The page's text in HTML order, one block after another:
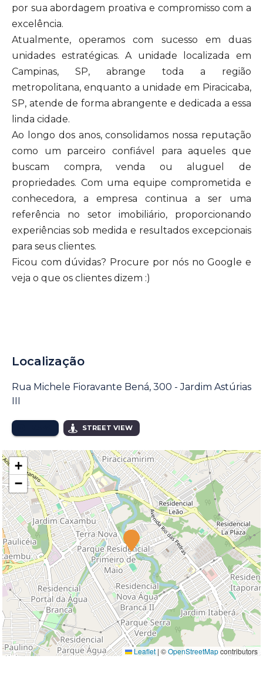
por sua abordagem proativa e compromisso com a
excelência.
Atualmente, operamos com sucesso em duas
unidades estratégicas. A unidade localizada em
Campinas, SP, abrange toda a região
metropolitana, enquanto a unidade em Piracicaba,
SP, atende de forma abrangente e dedicada a essa
linda cidade.
Ao longo dos anos, consolidamos nossa reputação
como um parceiro confiável para aqueles que
buscam compra, venda ou aluguel de
propriedades. Com uma equipe comprometida e
conhecedora, a empresa continua a ser uma
referência no setor imobiliário, proporcionando
experiências sob medida e resultados excepcionais
para seus clientes.
Ficou com dúvidas? Procure por nós no Google e
veja o que os clientes dizem :)
Localização
Rua Michele Fioravante Bená, 300 - Jardim Astúrias
III
STREET VIEW
+
−
Leaflet | ©OpenStreetMapcontributors